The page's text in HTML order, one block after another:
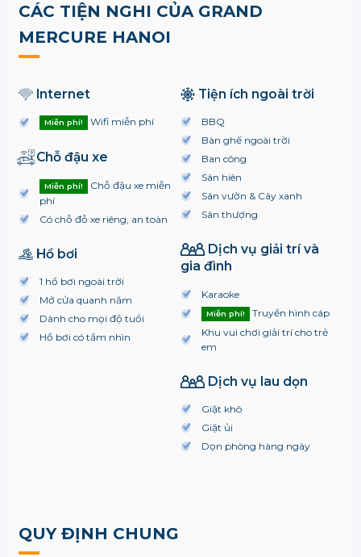
CÁC TIỆN NGHI CỦA GRAND
MERCURE HANOI
Internet
Miễn phí! Wifi miễn phí
Chỗ đậu xe
Miễn phí!
Chỗ đậu xe miễn
phí
Có chỗ đỗ xe riêng, an toàn
Hồ bơi
1 hồ bơi ngoài trời
Mở cửa quanh năm
Dành cho mọi độ tuổi
Hồ bơi có tầm nhìn
Tiện ích ngoài trời
BBQ
Bàn ghế ngoài trời
Ban công
Sân hiên
Sân vườn & Cây xanh
Sân thượng
Dịch vụ giải trí và
gia đình
Karaoke
Miễn phí!
Truyền hình cáp
Khu vui chơi giải trí cho trẻ
em
Dịch vụ lau dọn
Giặt khô
Giặt ủi
Dọn phòng hàng ngày
QUY ĐỊNH CHUNG